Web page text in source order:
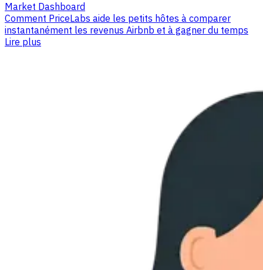
Market Dashboard
Comment PriceLabs aide les petits hôtes à comparer
instantanément les revenus Airbnb et à gagner du temps
Lire plus